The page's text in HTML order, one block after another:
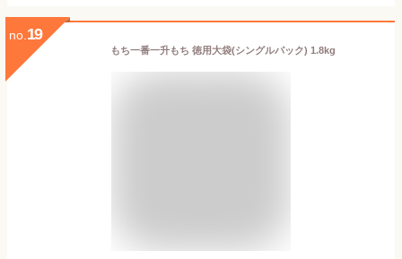
no. 19
もち一番一升もち 徳用大袋(シングルパック) 1.8kg